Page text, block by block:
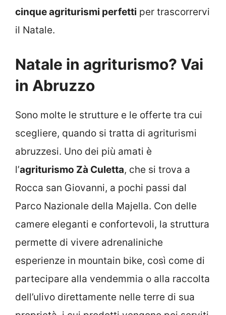
cinque agriturismi perfetti per trascorrervi
il Natale.
Natale in agriturismo? Vai
in Abruzzo
Sono molte le strutture e le offerte tra cui
scegliere, quando si tratta di agriturismi
abruzzesi. Uno dei più amati è
l’agriturismo Zà Culetta, che si trova a
Rocca san Giovanni, a pochi passi dal
Parco Nazionale della Majella. Con delle
camere eleganti e confortevoli, la struttura
permette di vivere adrenaliniche
esperienze in mountain bike, così come di
partecipare alla vendemmia o alla raccolta
dell’ulivo direttamente nelle terre di sua